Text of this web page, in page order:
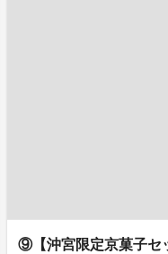
⑨【沖宮限定京菓子セ